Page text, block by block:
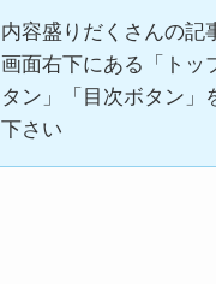
内容盛りだくさんの記
画面右下にある「トッ
タン」「目次ボタン」
下さい